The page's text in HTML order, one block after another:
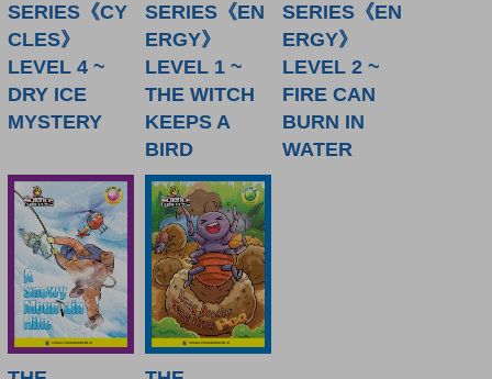
SERIES《CY
CLES》
LEVEL 4 ~
DRY ICE
MYSTERY
SERIES《EN
ERGY》
LEVEL 1 ~
THE WITCH
KEEPS A
BIRD
SERIES《EN
ERGY》
LEVEL 2 ~
FIRE CAN
BURN IN
WATER